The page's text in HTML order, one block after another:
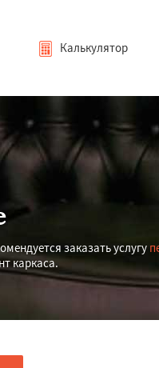
Калькулятор
заказать услугу
каркаса.